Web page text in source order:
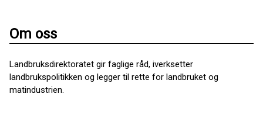
Om oss
Landbruksdirektoratet gir faglige råd, iverksetter
landbrukspolitikken og legger til rette for landbruket og
matindustrien.